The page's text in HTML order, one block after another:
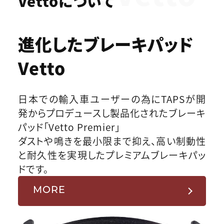
進化したブレーキパッド
Vetto
日本での輸入車ユーザーの為にTAPSが開
発からプロデュースし製品化されたブレーキ
パッド「Vetto Premier」
ダストや鳴きを最小限まで抑え、高い制動性
と耐久性を実現したプレミアムブレーキパッ
ドです。
MORE